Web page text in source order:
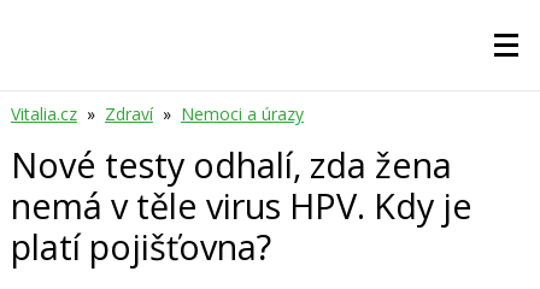
Vitalia.cz » Zdraví » Nemoci a úrazy
Nové testy odhalí, zda žena
nemá v těle virus HPV. Kdy je
platí pojišťovna?